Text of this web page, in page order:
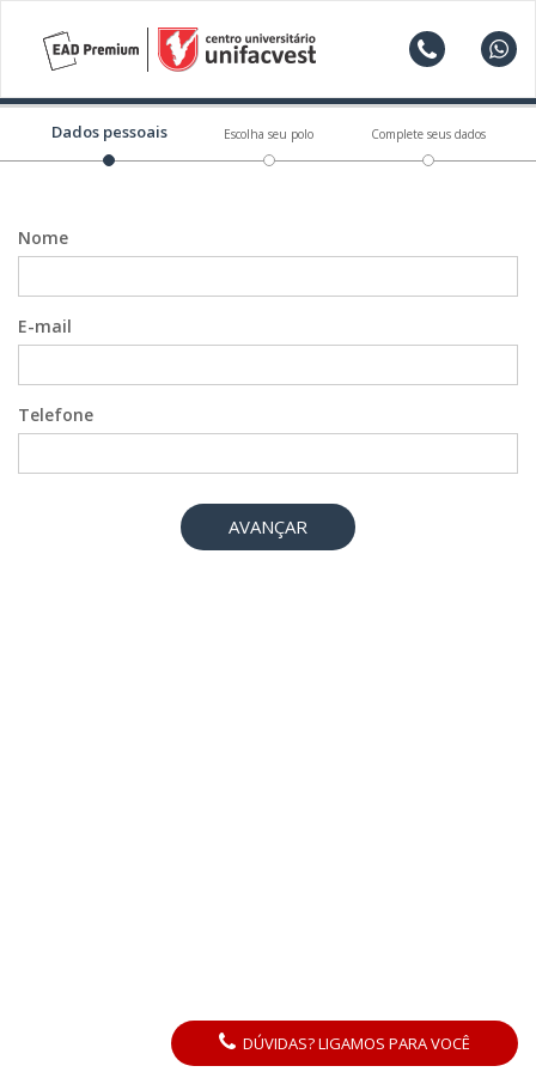
Dados pessoais Escolha seu polo Complete seus dados
Nome
E-mail
Telefone
AVANÇAR
DÚVIDAS? LIGAMOS PARA VOCÊ